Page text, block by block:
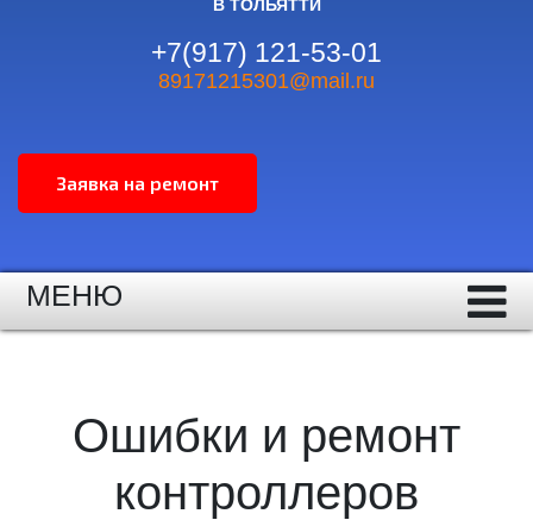
В ТОЛЬЯТТИ
+7(917) 121-53-01
89171215301@mail.ru
МЕНЮ
Ошибки и ремонт
контроллеров